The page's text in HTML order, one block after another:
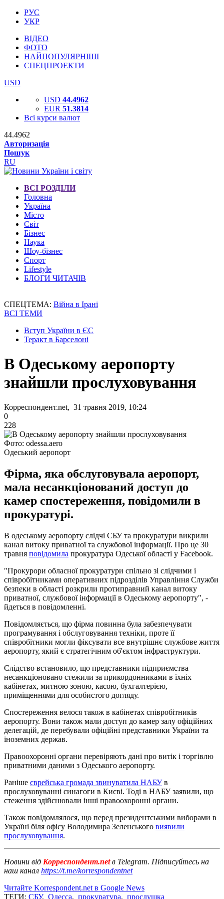
РУС
УКР
ВІДЕО
ФОТО
НАЙПОПУЛЯРНІШІ
СПЕЦПРОЕКТИ
USD
USD 44.4962
EUR 51.3814
Всі курси валют
44.4962
Авторизація
Пошук
RU
ВСІ РОЗДІЛИ
Головна
Україна
Місто
Світ
Бізнес
Наука
Шоу-бізнес
Спорт
Lifestyle
БЛОГИ ЧИТАЧІВ
СПЕЦТЕМА: Війна в Ірані
ВСІ ТЕМИ
Вступ України в ЄС
Теракт в Барселоні
В Одеському аеропорту
знайшли прослуховування
Корреспондент.net, 31 травня 2019, 10:24
0
228
Фото: odessa.aero
Одеський аеропорт
Фірма, яка обслуговувала аеропорт,
мала несанкціонований доступ до
камер спостереження, повідомили в
прокуратурі.
В одеському аеропорту слідчі СБУ та прокуратури викрили
канал витоку приватної та службової інформації. Про це 30
травня повідомила прокуратура Одеської області у Facebook.
"Прокурори обласної прокуратури спільно зі слідчими і
співробітниками оперативних підрозділів Управління Служби
безпеки в області розкрили протиправний канал витоку
приватної, службової інформації в Одеському аеропорту", -
йдеться в повідомленні.
Повідомляється, що фірма повинна була забезпечувати
програмування і обслуговування техніки, проте її
співробітники могли фіксувати все внутрішнє службове життя
аеропорту, який є стратегічним об'єктом інфраструктури.
Слідство встановило, що представники підприємства
несанкціоновано стежили за прикордонниками в їхніх
кабінетах, митною зоною, касою, бухгалтерією,
приміщеннями для особистого догляду.
Спостереження велося також в кабінетах співробітників
аеропорту. Вони також мали доступ до камер залу офіційних
делегацій, де перебували офіційні представники України та
іноземних держав.
Правоохоронні органи перевіряють дані про витік і торгівлю
приватними даними з Одеського аеропорту.
Раніше єврейська громада звинуватила НАБУв
прослуховуванні синагоги в Києві. Тоді в НАБУ заявили, що
стеження здійснювали інші правоохоронні органи.
Також повідомлялося, що перед президентськими виборами в
Україні біля офісу Володимира Зеленського виявили
прослуховування.
Новини від Корреспондент.netв Telegram. Підписуйтесь на
наш канал https://t.me/korrespondentnet
Читайте Korrespondent.net в Google News
ТЕГИ: СБУ, Одесса, прокуратура, прослушка